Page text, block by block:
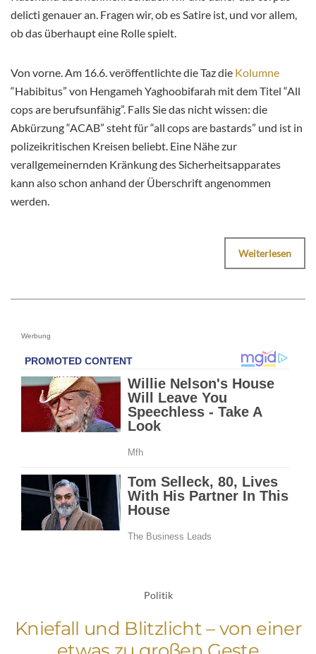
delicti genauer an. Fragen wir, ob es Satire ist, und vor allem,
ob das überhaupt eine Rolle spielt.
Von vorne. Am 16.6. veröffentlichte die Taz die Kolumne
“Habibitus” von Hengameh Yaghoobifarah mit dem Titel “All
cops are berufsunfähig”. Falls Sie das nicht wissen: die
Abkürzung “ACAB” steht für “all cops are bastards” und ist in
polizeikritischen Kreisen beliebt. Eine Nähe zur
verallgemeinernden Kränkung des Sicherheitsapparates
kann also schon anhand der Überschrift angenommen
werden.
Weiterlesen
Werbung
Politik
Kniefall und Blitzlicht – von einer